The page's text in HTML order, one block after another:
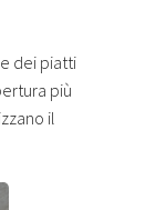
dei piatti
più
il